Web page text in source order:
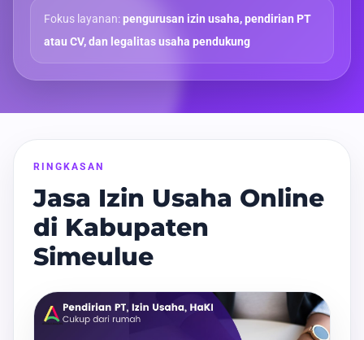
Fokus layanan:pengurusan izin usaha, pendirian PT
atau CV, dan legalitas usaha pendukung
RINGKASAN
Jasa Izin Usaha Online
di Kabupaten
Simeulue